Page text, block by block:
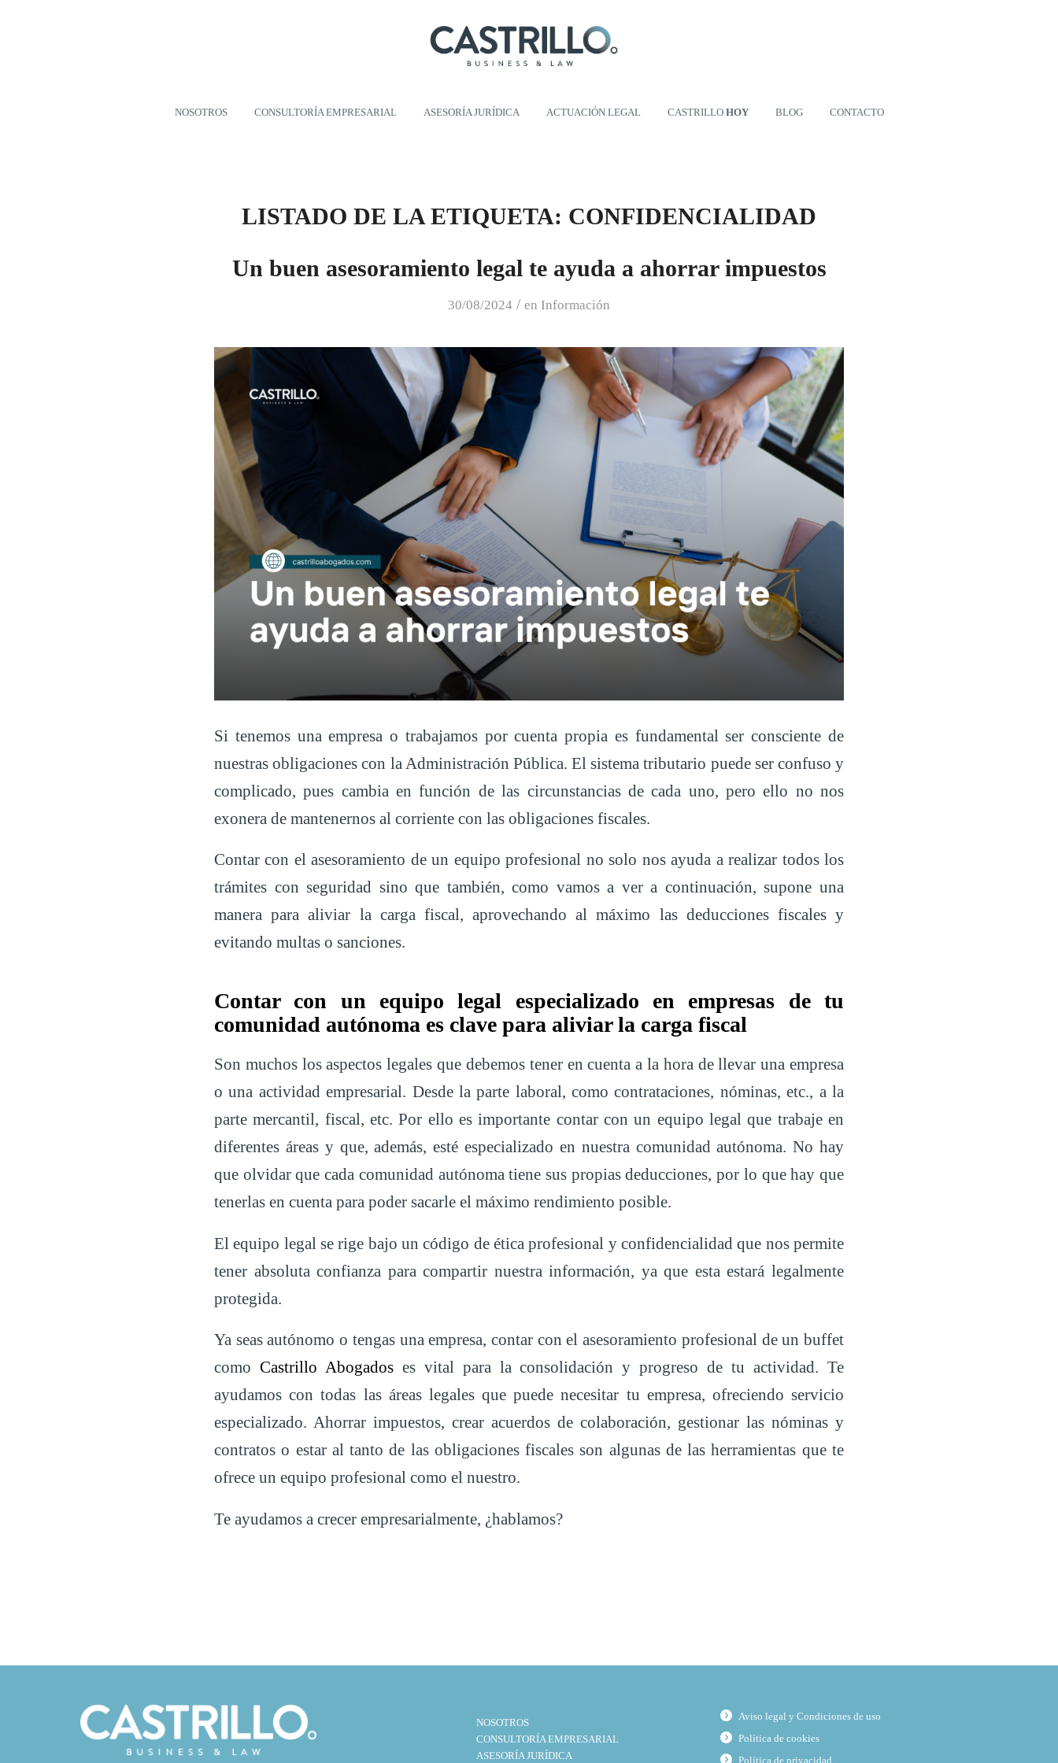
NOSOTROS CONSULTORÍA EMPRESARIAL ASESORÍA JURÍDICA ACTUACIÓN LEGAL CASTRILLO HOY BLOG CONTACTO
LISTADO DE LA ETIQUETA: CONFIDENCIALIDAD
Un buen asesoramiento legal te ayuda a ahorrar impuestos
30/08/2024 / en Información
Si tenemos una empresa o trabajamos por cuenta propia es fundamental ser consciente de
nuestras obligaciones con la Administración Pública. El sistema tributario puede ser confuso y
complicado, pues cambia en función de las circunstancias de cada uno, pero ello no nos
exonera de mantenernos al corriente con las obligaciones fiscales.
Contar con el asesoramiento de un equipo profesional no solo nos ayuda a realizar todos los
trámites con seguridad sino que también, como vamos a ver a continuación, supone una
manera para aliviar la carga fiscal, aprovechando al máximo las deducciones fiscales y
evitando multas o sanciones.
Contar con un equipo legal especializado en empresas de tu
comunidad autónoma es clave para aliviar la carga fiscal
Son muchos los aspectos legales que debemos tener en cuenta a la hora de llevar una empresa
o una actividad empresarial. Desde la parte laboral, como contrataciones, nóminas, etc., a la
parte mercantil, fiscal, etc. Por ello es importante contar con un equipo legal que trabaje en
diferentes áreas y que, además, esté especializado en nuestra comunidad autónoma. No hay
que olvidar que cada comunidad autónoma tiene sus propias deducciones, por lo que hay que
tenerlas en cuenta para poder sacarle el máximo rendimiento posible.
El equipo legal se rige bajo un código de ética profesional y confidencialidad que nos permite
tener absoluta confianza para compartir nuestra información, ya que esta estará legalmente
protegida.
Ya seas autónomo o tengas una empresa, contar con el asesoramiento profesional de un buffet
como Castrillo Abogadoses vital para la consolidación y progreso de tu actividad. Te
ayudamos con todas las áreas legales que puede necesitar tu empresa, ofreciendo servicio
especializado. Ahorrar impuestos, crear acuerdos de colaboración, gestionar las nóminas y
contratos o estar al tanto de las obligaciones fiscales son algunas de las herramientas que te
ofrece un equipo profesional como el nuestro.
Te ayudamos a crecer empresarialmente, ¿hablamos?
NOSOTROS
CONSULTORÍA EMPRESARIAL
ASESORÍA JURÍDICA
Aviso legal y Condiciones de uso
Política de cookies
Política de privacidad